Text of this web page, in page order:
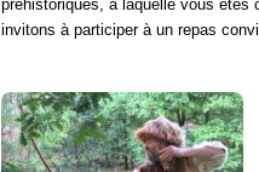
préhistoriques, à laquelle vous êtes
invitons à participer à un repas